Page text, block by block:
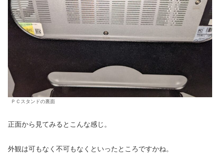
ＰＣスタンドの裏面
正面から見てみるとこんな感じ。
外観は可もなく不可もなくといったところですかね。